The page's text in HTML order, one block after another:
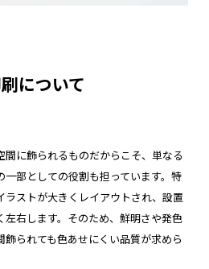
について
に飾られるものだからこそ、単なる
部としての役割も担っています。特
ラストが大きくレイアウトされ、設置
左右します。そのため、鮮明さや発色
られても色あせにくい品質が求めら